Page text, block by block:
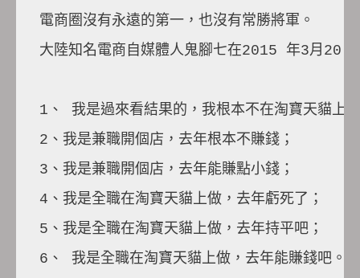
電商圈沒有永遠的第一，也沒有常勝將軍。
大陸知名電商自媒體人鬼腳七在2015 年3月20
1、 我是過來看結果的，我根本不在淘寶天貓上
2、我是兼職開個店，去年根本不賺錢；
3、我是兼職開個店，去年能賺點小錢；
4、我是全職在淘寶天貓上做，去年虧死了；
5、我是全職在淘寶天貓上做，去年持平吧；
6、 我是全職在淘寶天貓上做，去年能賺錢吧。